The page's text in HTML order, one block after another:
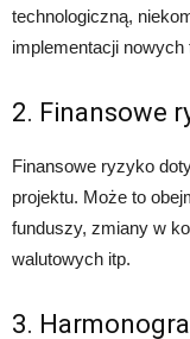
technologiczną,
implementacji nowych
2. Finansowe
Finansowe ryzyko
projektu. Może to
funduszy, zmiany w
walutowych itp.
3.